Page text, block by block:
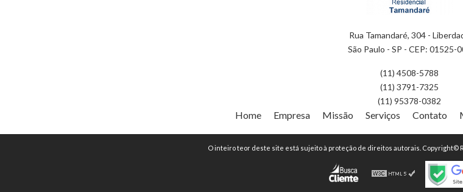
Rua Tamandaré, 304 -
São Paulo - SP - CEP: 01525-
(11) 4508-5788
(11) 3791-7325
(11) 95378-0382
Home Empresa Missão Serviços Contato
O inteiro teor deste site está sujeito à proteção de direitos autorais. Copyright©